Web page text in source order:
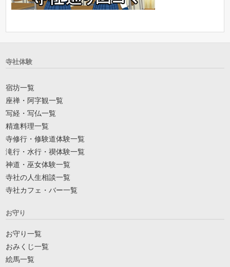
寺社体験
宿坊一覧
座禅・阿字観一覧
写経・写仏一覧
精進料理一覧
寺修行・修験道体験一覧
滝行・水行・禊体験一覧
神道・巫女体験一覧
寺社の人生相談一覧
寺社カフェ・バー一覧
お守り
お守り一覧
おみくじ一覧
絵馬一覧